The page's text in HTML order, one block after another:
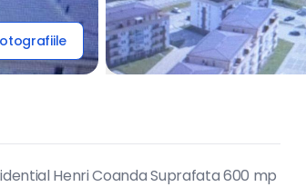
Henri Coanda Suprafata 600 mp